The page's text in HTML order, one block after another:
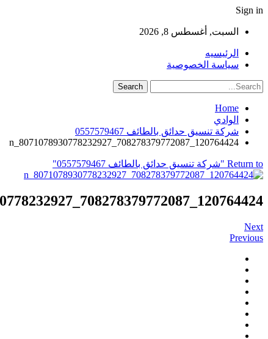
Sign in
السبت, أغسطس 8, 2026
الرئيسيه
سياسة الخصوصية
Home
الوادي
شركة تنسيق حدائق بالطائف 0557579467
120764424_708278379772087_8071078930778232927_n
Return to "شركة تنسيق حدائق بالطائف 0557579467"
120764424_708278379772087_8071078930778232927_n
Next
Previous